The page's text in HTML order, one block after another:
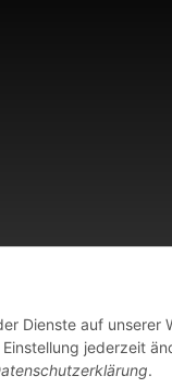
Dienste auf unserer
jederzeit
.
Vertrag